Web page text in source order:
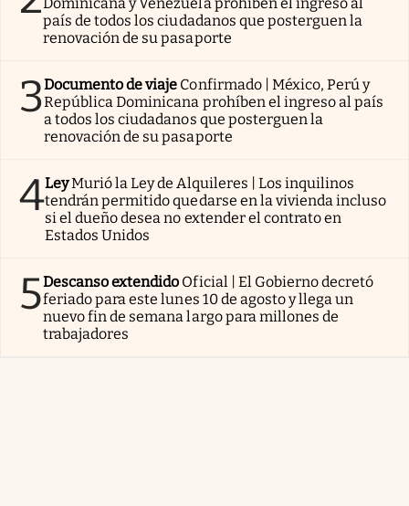
país de todos los ciudadanos que posterguen la
renovación de su pasaporte
3Documento de viaje Confirmado | México, Perú y
República Dominicana prohíben el ingreso al país
a todos los ciudadanos que posterguen la
renovación de su pasaporte
4LeyMurió la Ley de Alquileres | Los inquilinos
tendrán permitido quedarse en la vivienda incluso
si el dueño desea no extender el contrato en
Estados Unidos
5Descanso extendido Oficial | El Gobierno decretó
feriado para este lunes 10 de agosto y llega un
nuevo fin de semana largo para millones de
trabajadores